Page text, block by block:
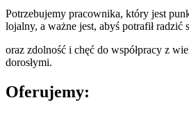
Potrzebujemy pracownika, który jest
lojalny, a ważne jest, abyś potrafił radzić
oraz zdolność i chęć do współpracy z
dorosłymi.
Oferujemy: